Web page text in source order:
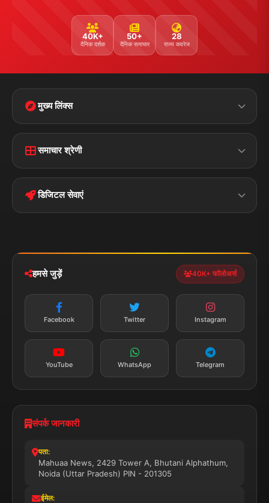
40K+
दैनिक दर्शक
50+
दैनिक समाचार
28
राज्य कवरेज
मुख्य लिंक्स
Disclaimer
Terms &
Privacy Policy
समाचार श्रेणी
पॉलिटिकल झारखण्ड
डिजिटल सेवाएं
न्यूज़ अलर्ट
सब्सक्राइब करें
हमसे जुड़ें 40K+ फॉलोअर्स
Facebook Twitter Instagram
YouTube WhatsApp Telegram
संपर्क जानकारी
पता:
Mahuaa News, 2429 Tower A, Bhutani Alphathum,
Noida (Uttar Pradesh) PIN - 201305
ईमेल: